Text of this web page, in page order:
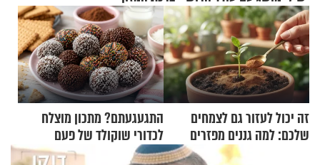
זה יכול לעזור גם לצמחים
שלכם: למה גננים מפזרים
קינמון בעציצים?
התגעגעתם? מתכון מוצלח
לכדורי שוקולד של פעם